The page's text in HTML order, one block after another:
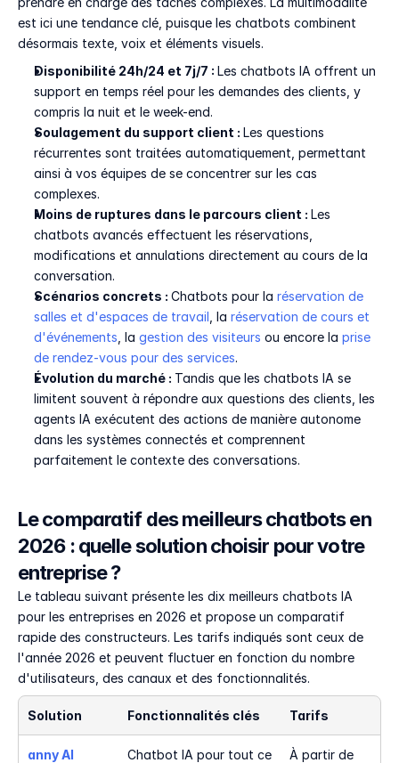
est ici une tendance clé, puisque les chatbots combinent
désormais texte, voix et éléments visuels.
Disponibilité 24h/24 et 7j/7 : Les chatbots IA offrent un
support en temps réel pour les demandes des clients, y
compris la nuit et le week-end.
Soulagement du support client : Les questions
récurrentes sont traitées automatiquement, permettant
ainsi à vos équipes de se concentrer sur les cas
complexes.
Moins de ruptures dans le parcours client : Les
chatbots avancés effectuent les réservations,
modifications et annulations directement au cours de la
conversation.
Scénarios concrets : Chatbots pour la réservation de
salles et d'espaces de travail , la réservation de cours et
d'événements , la gestion des visiteurs ou encore la prise
de rendez-vous pour des services.
Évolution du marché : Tandis que les chatbots IA se
limitent souvent à répondre aux questions des clients, les
agents IA exécutent des actions de manière autonome
dans les systèmes connectés et comprennent
parfaitement le contexte des conversations.
Le comparatif des meilleurs chatbots en
2026 : quelle solution choisir pour votre
entreprise ?
Le tableau suivant présente les dix meilleurs chatbots IA
pour les entreprises en 2026 et propose un comparatif
rapide des constructeurs. Les tarifs indiqués sont ceux de
l'année 2026 et peuvent fluctuer en fonction du nombre
d'utilisateurs, des canaux et des fonctionnalités.
Solution Fonctionnalités clés Tarifs
anny AI Chatbot IA pour tout ce À partir de